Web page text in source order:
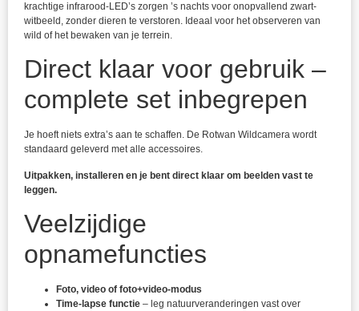
krachtige infrarood-LED’s zorgen ’s nachts voor onopvallend zwart-
witbeeld, zonder dieren te verstoren. Ideaal voor het observeren van
wild of het bewaken van je terrein.
Direct klaar voor gebruik –
complete set inbegrepen
Je hoeft niets extra’s aan te schaffen. De Rotwan Wildcamera wordt
standaard geleverd met alle accessoires.
Uitpakken, installeren en je bent direct klaar om beelden vast te
leggen.
Veelzijdige
opnamefuncties
Foto, video of foto+video-modus
Time-lapse functie – leg natuurveranderingen vast over